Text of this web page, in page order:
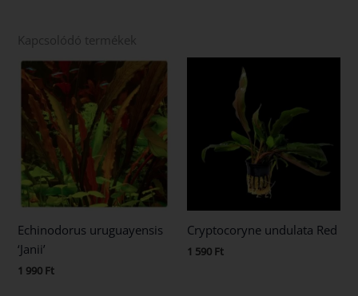
Kapcsolódó termékek
Echinodorus uruguayensis
‘Janii’
1 990 Ft
Cryptocoryne undulata Red
1 590 Ft